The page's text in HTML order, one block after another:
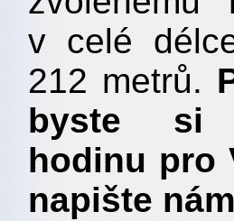
v celé
212 metrů.
byste si
hodinu pro
napište